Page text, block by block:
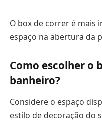
O box de correr é mais
espaço na abertura da
Como escolher o
banheiro?
Considere o espaço
estilo de decoração do